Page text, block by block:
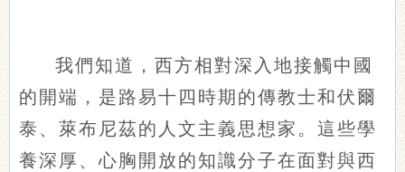
我們知道，西方相對深入地接觸中國
的開端，是路易十四時期的傳教士和伏爾
泰、萊布尼茲的人文主義思想家。這些學
養深厚、心胸開放的知識分子在面對與西